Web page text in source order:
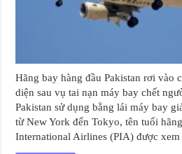
Hãng bay hàng đầu Pakistan rơi vào
diện sau vụ tai nạn máy bay chết
Pakistan sử dụng bằng lái máy bay
từ New York đến Tokyo, tên tuổi
International Airlines (PIA) được